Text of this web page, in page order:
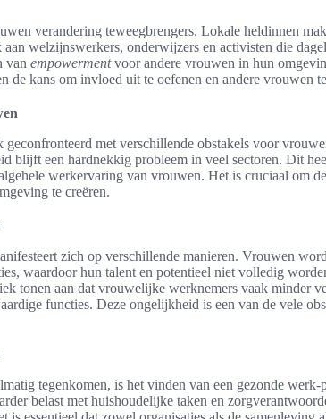
verandering teweegbrengers. Lokale heldinnen
aan welzijnswerkers, onderwijzers en activisten die
van empowermentvoor andere vrouwen in hun
de kans om invloed uit te oefenen en andere vrouwen
met verschillende obstakels voor
blijft een hardnekkig probleem in veel sectoren. Dit
werkervaring van vrouwen. Het is cruciaal om
te creëren.
zich op verschillende manieren. Vrouwen
waardoor hun talent en potentieel niet volledig
tonen aan dat vrouwelijke werknemers vaak minder
functies. Deze ongelijkheid is een van de vele
tegenkomen, is het vinden van een gezonde werk-
belast met huishoudelijke taken en